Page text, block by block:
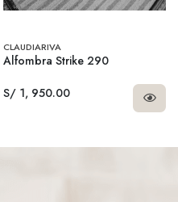
CLAUDIARIVA
Alfombra Strike 290
S/ 1, 950.00